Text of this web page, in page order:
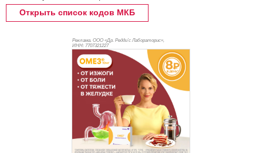
Открыть список кодов МКБ
Реклама. ООО «Др. Редди’с Лабораторис»,
ИНН: 7707321227